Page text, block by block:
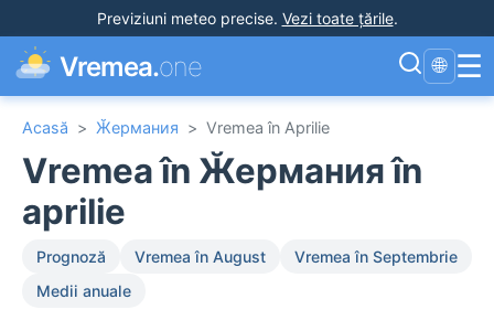
Previziuni meteo precise. Vezi toate țările.
Vremea.one 🌐 ☰
Acasă > Ӂермания > Vremea în Aprilie
Vremea în Ӂермания în
aprilie
Prognoză Vremea în August
Vremea în Septembrie
Medii anuale